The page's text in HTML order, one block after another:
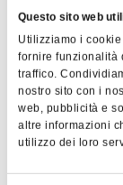
Questo sito web
Utilizziamo i
fornire funzionalità
traffico.
nostro sito con i
web, pubblicità e
altre informazioni
utilizzo dei loro